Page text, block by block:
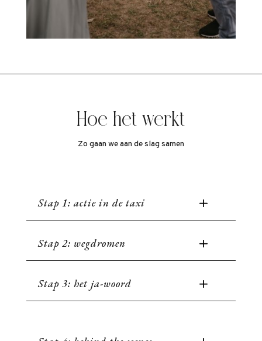
Hoe het werkt
Zo gaan we aan de slag samen
Stap 1: actie in de taxi
Stap 2: wegdromen
Stap 3: het ja-woord